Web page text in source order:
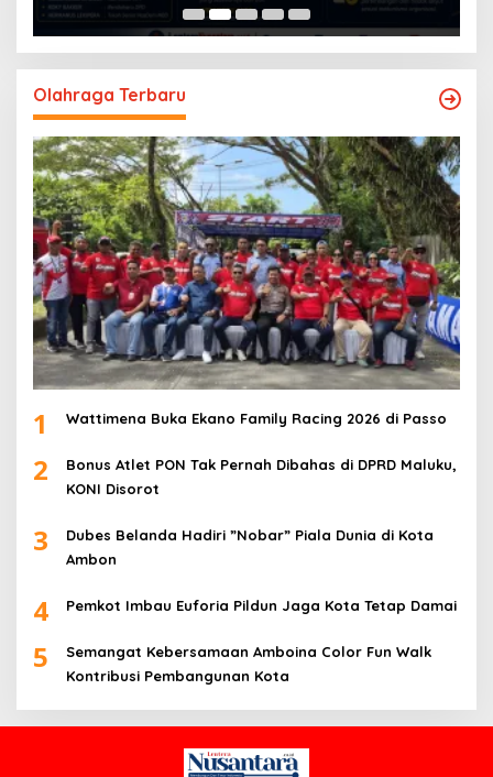
Olahraga Terbaru
1 Wattimena Buka Ekano Family Racing 2026 di Passo
2
Bonus Atlet PON Tak Pernah Dibahas di DPRD Maluku,
KONI Disorot
3
Dubes Belanda Hadiri ”Nobar” Piala Dunia di Kota
Ambon
4 Pemkot Imbau Euforia Pildun Jaga Kota Tetap Damai
5
Semangat Kebersamaan Amboina Color Fun Walk
Kontribusi Pembangunan Kota